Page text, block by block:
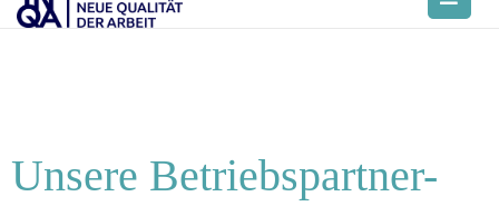
Unsere Betriebspartner-